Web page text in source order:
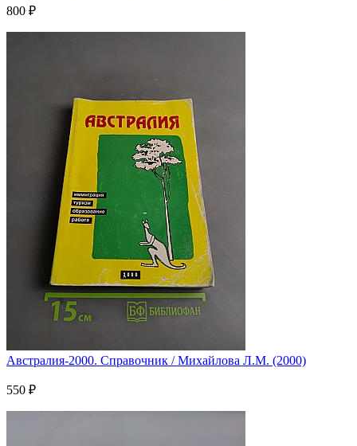
800 ₽
Австралия-2000. Справочник / Михайлова Л.М. (2000)
550 ₽